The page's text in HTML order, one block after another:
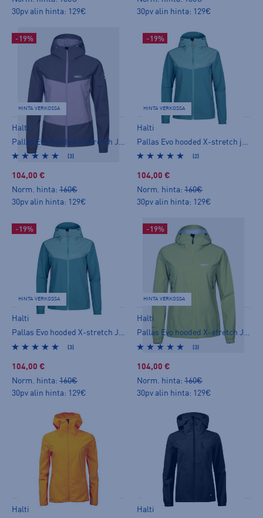
30pv alin hinta: 129€
30pv alin hinta: 129€
-19%
HINTA VERKOSSA
Halti
(3)
104,00 €
Norm. hinta: 160€
30pv alin hinta: 129€
-19%
HINTA VERKOSSA
Halti
(2)
104,00 €
Norm. hinta: 160€
30pv alin hinta: 129€
-19%
HINTA VERKOSSA
Halti
Pallas Evo hooded X-stretch Jacket W+ - naisten stretch-takki
(3)
104,00 €
Norm. hinta: 160€
30pv alin hinta: 129€
-19%
HINTA VERKOSSA
Halti
Pallas Evo hooded X-stretch Jacket W+ - naisten stretch-takki
(3)
104,00 €
Norm. hinta: 160€
30pv alin hinta: 129€
Halti
Halti